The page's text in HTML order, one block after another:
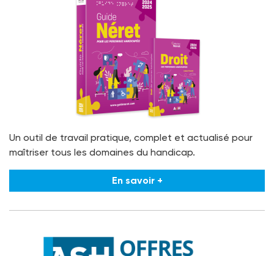
Un outil de travail pratique, complet et actualisé pour
maîtriser tous les domaines du handicap.
En savoir +